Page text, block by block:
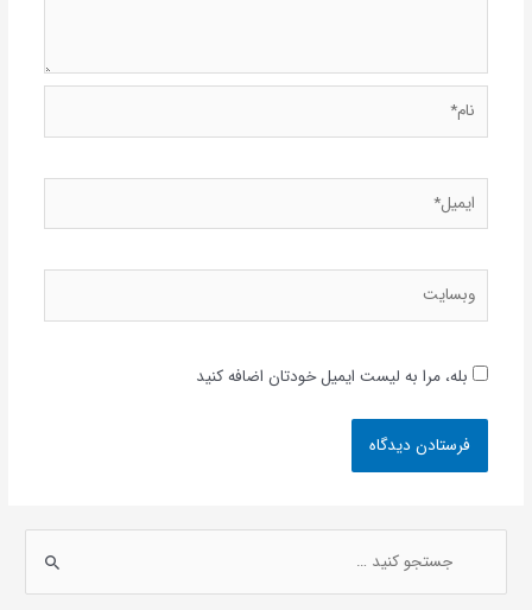
نام*
ایمیل*
وبسایت
بله، مرا به لیست ایمیل خودتان اضافه کنید